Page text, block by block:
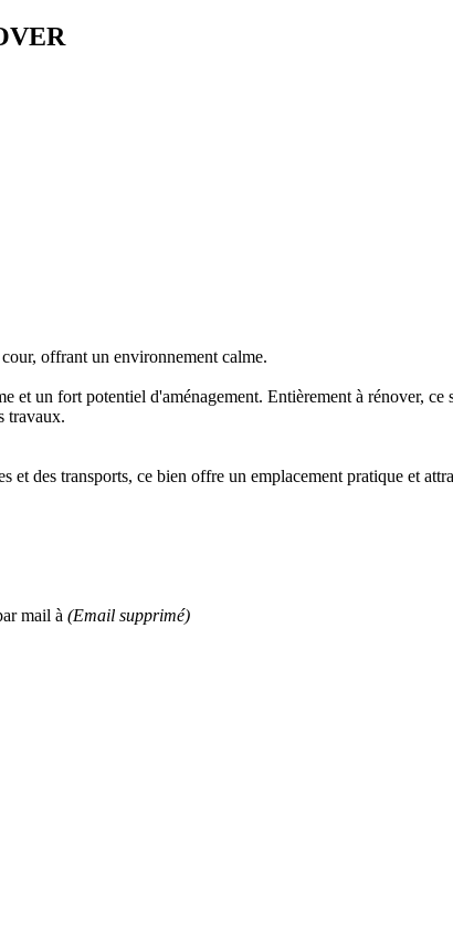
offrant un environnement calme.
un fort potentiel d'aménagement. Entièrement à rénover,
travaux.
et des transports, ce bien offre un emplacement pratique et
mail à (Email supprimé)